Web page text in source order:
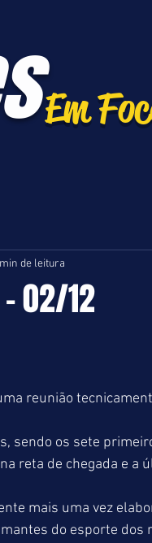
Em
02/12
de leitura
reunião
sendo os sete
reta de chegada e a
mais uma vez
do esporte dos